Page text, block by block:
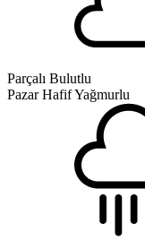
Parçalı Bulutlu
Pazar Hafif Yağmurlu